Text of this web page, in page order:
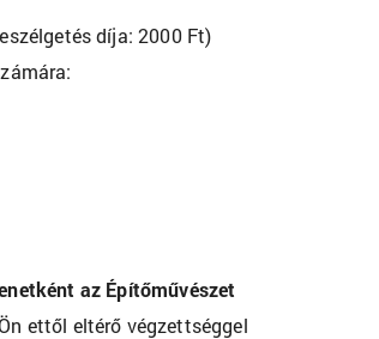
díja: 2000 Ft)
az Építőművészet
ettől eltérő végzettséggel